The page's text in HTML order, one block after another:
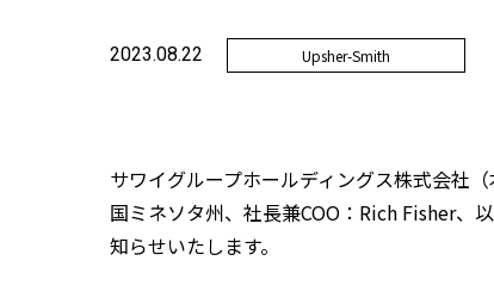
2023.08.22 Upsher-Smith
サワイグループホールディングス株式会社
国ミネソタ州、社長兼COO：Rich Fisher
知らせいたします。